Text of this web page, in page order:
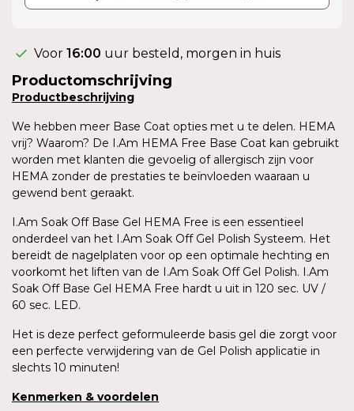
Voor 16:00 uur besteld, morgen in huis
Productomschrijving
Productbeschrijving
We hebben meer Base Coat opties met u te delen. HEMA
vrij? Waarom? De I.Am HEMA Free Base Coat kan gebruikt
worden met klanten die gevoelig of allergisch zijn voor
HEMA zonder de prestaties te beïnvloeden waaraan u
gewend bent geraakt.
I.Am Soak Off Base Gel HEMA Free is een essentieel
onderdeel van het I.Am Soak Off Gel Polish Systeem. Het
bereidt de nagelplaten voor op een optimale hechting en
voorkomt het liften van de I.Am Soak Off Gel Polish. I.Am
Soak Off Base Gel HEMA Free hardt u uit in 120 sec. UV /
60 sec. LED.
Het is deze perfect geformuleerde basis gel die zorgt voor
een perfecte verwijdering van de Gel Polish applicatie in
slechts 10 minuten!
Kenmerken & voordelen